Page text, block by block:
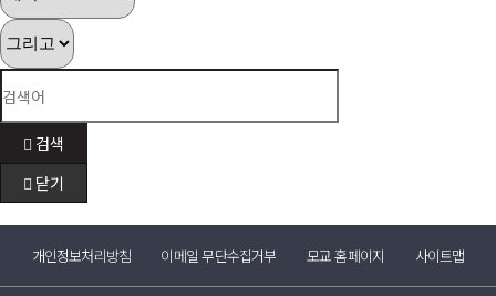
검색
닫기
개인정보처리방침 이메일 무단수집거부 모교 홈페이지 사이트맵